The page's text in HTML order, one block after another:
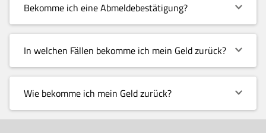
Bekomme ich eine Abmeldebestätigung?
In welchen Fällen bekomme ich mein Geld zurück?
Wie bekomme ich mein Geld zurück?